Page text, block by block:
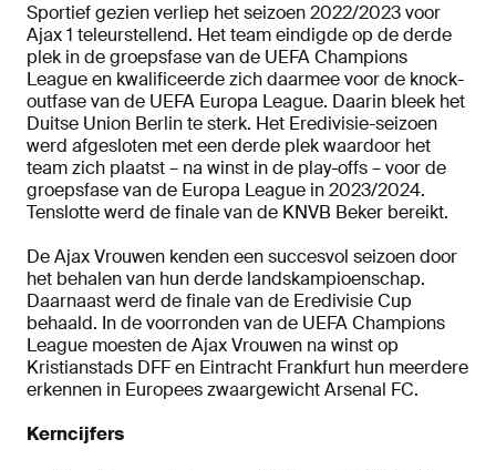
Sportief gezien verliep het seizoen 2022/2023 voor
Ajax 1 teleurstellend. Het team eindigde op de derde
plek in de groepsfase van de UEFA Champions
League en kwalificeerde zich daarmee voor de knock-
outfase van de UEFA Europa League. Daarin bleek het
Duitse Union Berlin te sterk. Het Eredivisie-seizoen
werd afgesloten met een derde plek waardoor het
team zich plaatst – na winst in de play-offs – voor de
groepsfase van de Europa League in 2023/2024.
Tenslotte werd de finale van de KNVB Beker bereikt.
De Ajax Vrouwen kenden een succesvol seizoen door
het behalen van hun derde landskampioenschap.
Daarnaast werd de finale van de Eredivisie Cup
behaald. In de voorronden van de UEFA Champions
League moesten de Ajax Vrouwen na winst op
Kristianstads DFF en Eintracht Frankfurt hun meerdere
erkennen in Europees zwaargewicht Arsenal FC.
Kerncijfers